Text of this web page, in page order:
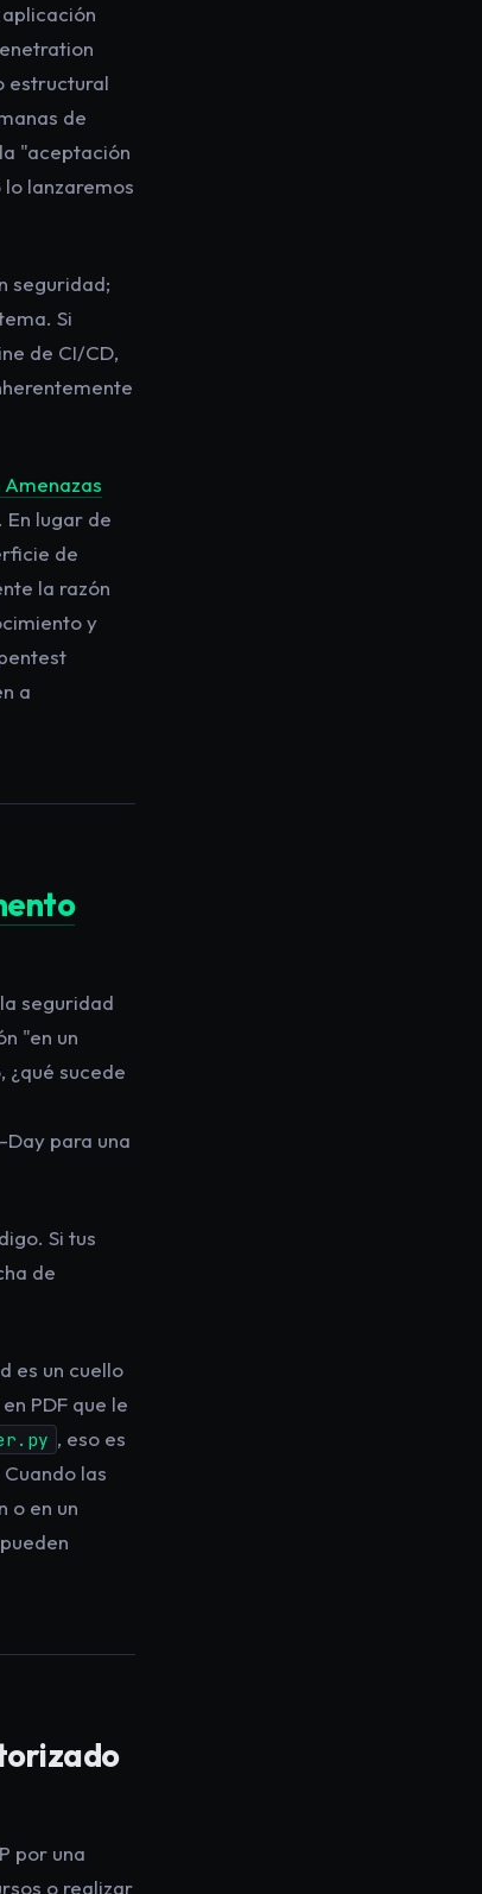
estructural
de
"aceptación
lanzaremos
seguridad;
Si
de CI/CD,
lugar de
de
la razón
y
a
seguridad
"en un
¿qué sucede
Day para una
Si tus
de
es un cuello
PDF que le
, eso es
las
o en un
por una
o realizar